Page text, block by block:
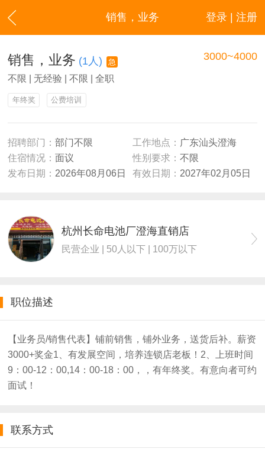
登录 | 注册
销售，业务
销售，业务 (1人) 急 3000~4000
不限 | 无经验 | 不限 | 全职
年终奖 公费培训
招聘部门： 部门不限 工作地点： 广东汕头澄海
住宿情况： 面议 性别要求： 不限
发布日期： 2026年08月06日 有效日期： 2027年02月05日
杭州长命电池厂澄海直销店
民营企业 | 50人以下 | 100万以下
职位描述
【业务员/销售代表】铺前销售，铺外业务，送货后补。薪资
3000+奖金1、有发展空间，培养连锁店老板！2、上班时间
9：00-12：00,14：00-18：00，，有年终奖。有意向者可约
面试！
联系方式